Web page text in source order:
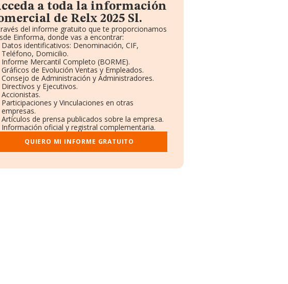
a toda la información
de Relx 2025 Sl.
del informe gratuito que te proporcionamos
Einforma, donde vas a encontrar:
Datos identificativos: Denominación, CIF,
Teléfono, Domicilio.
Informe Mercantil Completo (BORME).
Gráficos de Evolución Ventas y Empleados.
Consejo de Administración y Administradores.
Directivos y Ejecutivos.
Accionistas.
Participaciones y Vinculaciones en otras
empresas.
Artículos de prensa publicados sobre la empresa.
Información oficial y registral complementaria.
QUIERO MI INFORME GRATUITO